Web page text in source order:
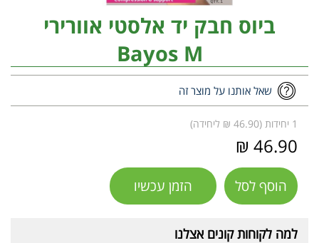
ביוס חבק יד אלסטי אוורירי
Bayos M
שאל אותנו על מוצר זה
1 יחידות (46.90 ₪ ליחידה)
46.90 ₪
הוסף לסל הזמן עכשיו
למה לקוחות קונים אצלנו